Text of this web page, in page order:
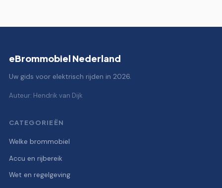
eBrommobiel Nederland
Uw gids voor elektrisch rijden in 2026.
Auteur: Hendrik van Dijk
CATEGORIEËN
Welke brommobiel
Accu en rijbereik
Wet en regelgeving